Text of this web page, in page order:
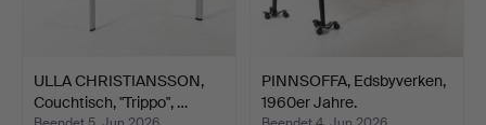
ULLA CHRISTIANSSON,
Couchtisch, "Trippo", …
PINNSOFFA, Edsbyverken,
1960er Jahre.